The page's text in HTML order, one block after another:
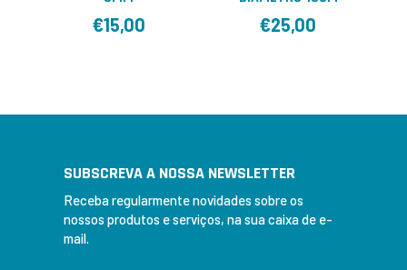
€15,00 €25,00
SUBSCREVA A NOSSA NEWSLETTER
Receba regularmente novidades sobre os
nossos produtos e serviços, na sua caixa de e-
mail.